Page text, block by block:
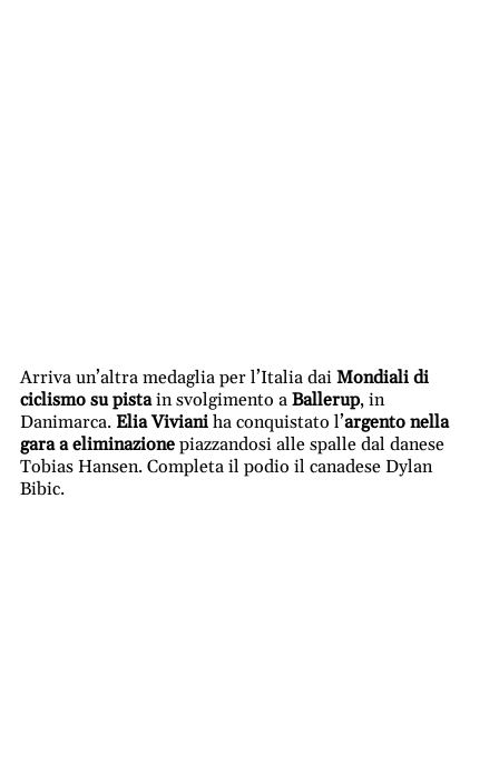
Arriva un’altra medaglia per l’Italia dai Mondiali di
ciclismo su pistain svolgimento a Ballerup, in
Danimarca. Elia Viviani ha conquistato l’argento nella
gara a eliminazione piazzandosi alle spalle dal danese
Tobias Hansen. Completa il podio il canadese Dylan
Bibic.